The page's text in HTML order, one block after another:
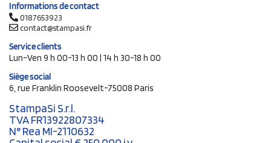
Informations de contact
0187653923
contact@stampasi.fr
Service clients
Lun-Ven 9 h 00-13 h 00 | 14 h 30-18 h 00
Siège social
6, rue Franklin Roosevelt-75008 Paris
StampaSi S.r.l.
TVA FR13922807334
N° Rea MI-2110632